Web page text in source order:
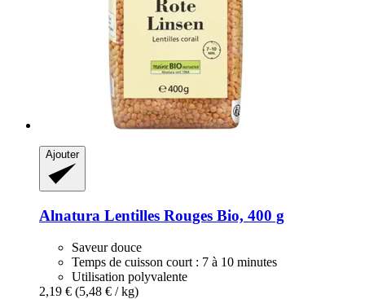
Ajouter
Alnatura Lentilles Rouges Bio, 400 g
Saveur douce
Temps de cuisson court : 7 à 10 minutes
Utilisation polyvalente
2,19 € (5,48 € / kg)